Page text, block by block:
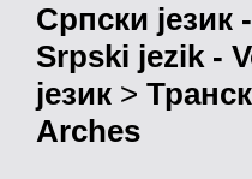
Српски
Srpski jezik -
језик >
Arches